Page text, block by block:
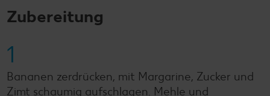
Zubereitung
1
Bananen zerdrücken, mit Margarine, Zucker und
Zimt schaumig aufschlagen. Mehle und